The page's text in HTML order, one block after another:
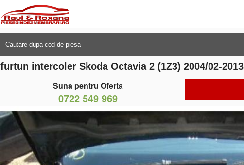
furtun intercoler Skoda Octavia 2 (1Z3) 2004/02-2013
Suna pentru Oferta
0722 549 969